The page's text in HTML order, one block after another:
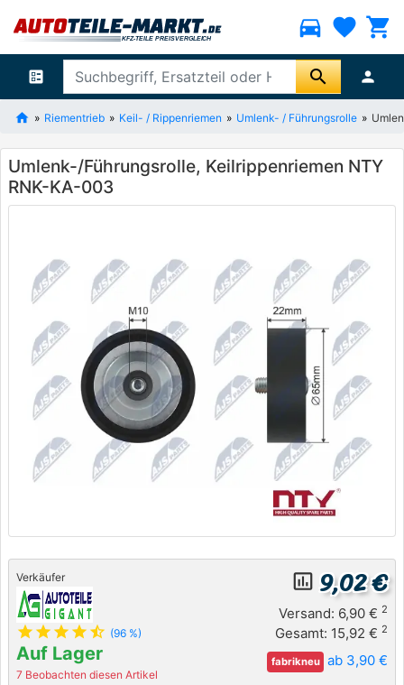
directions_car favorite shopping_cart
ballot search person
Riementrieb Keil- / Rippenriemen Umlenk- / Führungsrolle
Umlenk-/Führungsrolle, Keilrippenriemen NTY
RNK-KA-003
Verkäufer
star star star star star_half (96 %)
Auf Lager
7 Beobachten diesen Artikel
insert_chart_outlined 9,02 €
Versand: 6,90 € 2
Gesamt: 15,92 € 2
fabrikneu ab 3,90 €